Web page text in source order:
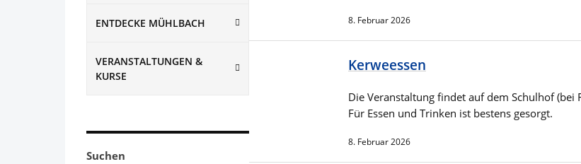
ENTDECKE MÜHLBACH
VERANSTALTUNGEN &
KURSE
Suchen
8. Februar 2026
Kerweessen
Die Veranstaltung findet auf dem Schulhof (bei
Für Essen und Trinken ist bestens gesorgt.
8. Februar 2026